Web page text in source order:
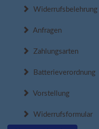
Widerrufsbelehrung
Anfragen
Zahlungsarten
Batterieverordnung
Vorstellung
Widerrufsformular